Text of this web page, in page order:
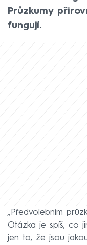
Průzkumy
fungují.
„Předvolebním
Otázka je spíš, co
jen to, že jsou